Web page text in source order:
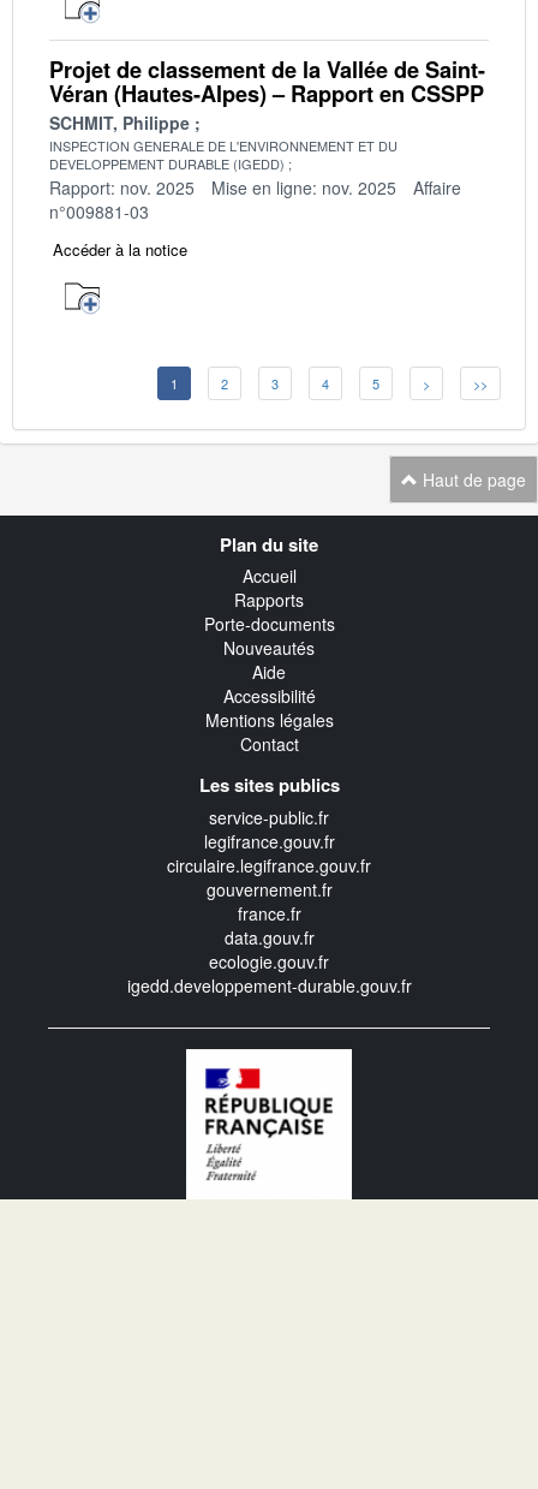
Projet de classement de la Vallée de Saint-
Véran (Hautes-Alpes) – Rapport en CSSPP
SCHMIT, Philippe
INSPECTION GENERALE DE L'ENVIRONNEMENT ET DU
DEVELOPPEMENT DURABLE (IGEDD)
Rapport: nov. 2025 Mise en ligne: nov. 2025
Affaire
n°009881-03
Accéder à la notice
1 2 3 4 5 > >>
Haut de page
Plan du site
Accueil
Rapports
Porte-documents
Nouveautés
Aide
Accessibilité
Mentions légales
Contact
Les sites publics
service-public.fr
legifrance.gouv.fr
circulaire.legifrance.gouv.fr
gouvernement.fr
france.fr
data.gouv.fr
ecologie.gouv.fr
igedd.developpement-durable.gouv.fr